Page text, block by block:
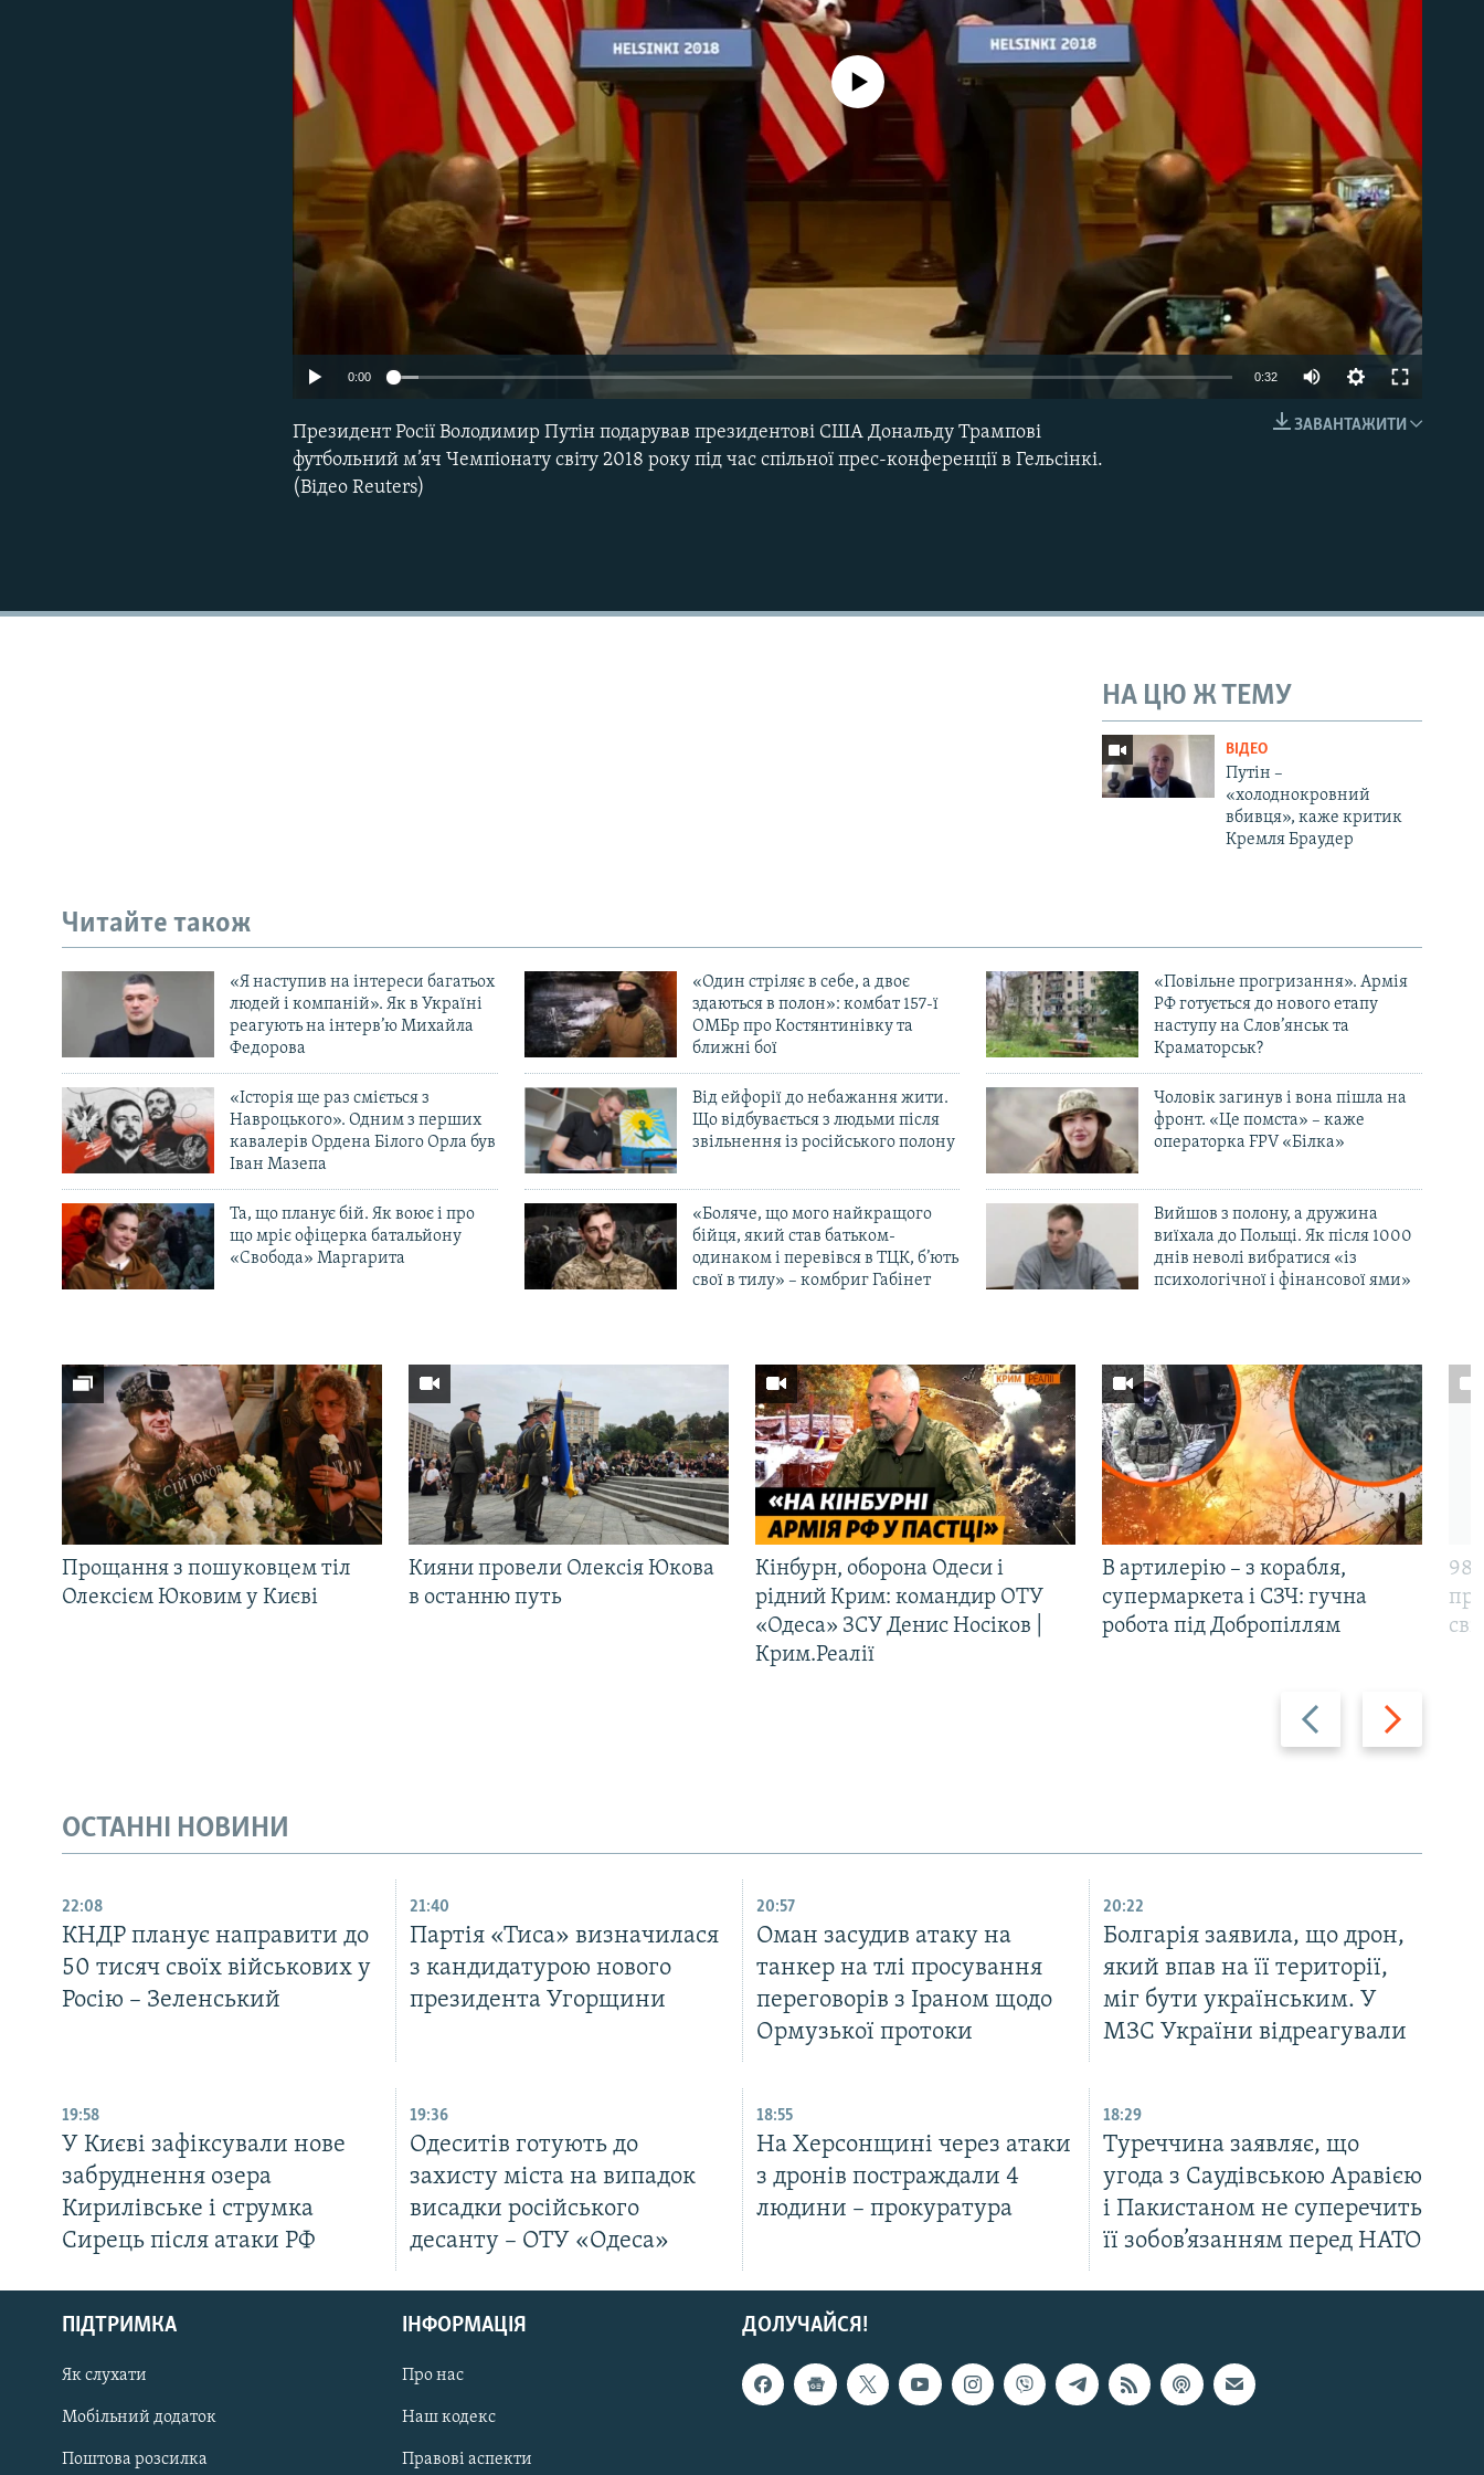
КРИМ РЕАЛІЇ
РУС
ДОЛУЧАЙСЯ!
No media source currently available
0:00 0:32
ЗАВАНТАЖИТИ
Президент Росії Володимир Путін подарував президентові США Дональду Трампові
футбольний м’яч Чемпіонату світу 2018 року під час спільної прес-конференції в Гельсінкі.
(Відео Reuters)
НА ЦЮ Ж ТЕМУ
ВІДЕО
Путін –
«холоднокровний
вбивця», каже критик
Кремля Браудер
Читайте також
«Я наступив на інтереси багатьох
людей і компаній». Як в Україні
реагують на інтерв’ю Михайла
Федорова
«Один стріляє в себе, а двоє
здаються в полон»: комбат 157-ї
ОМБр про Костянтинівку та
ближні бої
«Повільне прогризання». Армія
РФ готується до нового етапу
наступу на Слов’янськ та
Краматорськ?
«Історія ще раз сміється з
Навроцького». Одним з перших
кавалерів Ордена Білого Орла був
Іван Мазепа
Від ейфорії до небажання жити.
Що відбувається з людьми після
звільнення із російського полону
Чоловік загинув і вона пішла на
фронт. «Це помста» – каже
операторка FPV «Білка»
Та, що планує бій. Як воює і про
що мріє офіцерка батальйону
«Свобода» Маргарита
«Боляче, що мого найкращого
бійця, який став батьком-
одинаком і перевівся в ТЦК, б’ють
свої в тилу» – комбриг Габінет
Вийшов з полону, а дружина
виїхала до Польщі. Як після 1000
днів неволі вибратися «із
психологічної і фінансової ями»
Назад Вперед
Прощання з пошуковцем тіл
Олексієм Юковим у Києві
Кияни провели Олексія Юкова
в останню путь
Кінбурн, оборона Одеси і
рідний Крим: командир ОТУ
«Одеса» ЗСУ Денис Носіков |
Крим.Реалії
В артилерію – з корабля,
супермаркета і СЗЧ: гучна
робота під Добропіллям
98-
ОСТАННІ НОВИНИ
22:08
КНДР планує направити до
50 тисяч своїх військових у
Росію – Зеленський
21:40
Партія «Тиса» визначилася
з кандидатурою нового
президента Угорщини
20:57
Оман засудив атаку на
танкер на тлі просування
переговорів з Іраном щодо
Ормузької протоки
20:22
Болгарія заявила, що дрон,
який впав на її території,
міг бути українським. У
МЗС України відреагували
19:58
У Києві зафіксували нове
забруднення озера
Кирилівське і струмка
Сирець після атаки РФ
19:36
Одеситів готують до
захисту міста на випадок
висадки російського
десанту – ОТУ «Одеса»
18:55
На Херсонщині через атаки
з дронів постраждали 4
людини – прокуратура
18:29
Туреччина заявляє, що
угода з Саудівською Аравією
і Пакистаном не суперечить
її зобов’язанням перед НАТО
ДОЛУЧАЙСЯ!
ПІДТРИМКА
Як слухати
Мобільний додаток
Поштова розсилка
ІНФОРМАЦІЯ
Про нас
Наш кодекс
Правові аспекти